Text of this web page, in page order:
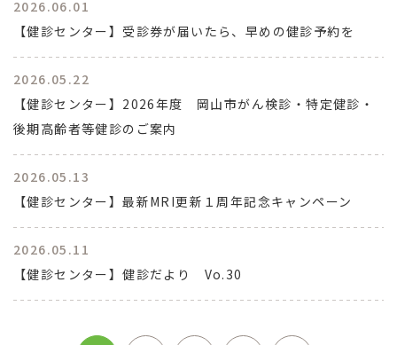
2026.06.01
【健診センター】受診券が届いたら、早めの健診予約を
2026.05.22
【健診センター】2026年度 岡山市がん検診・特定健診・
後期高齢者等健診のご案内
2026.05.13
【健診センター】最新MRI更新１周年記念キャンペーン
2026.05.11
【健診センター】健診だより Vo.30